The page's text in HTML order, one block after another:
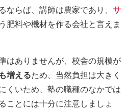
ならば、講師は農家であり、 サ
肥料や機材を作る会社と言えま
はありませんが、校舎の規模が
増えるため、当然負担は大きく
くいため、塾の職種のなかでは
ことには十分に注意しましょ